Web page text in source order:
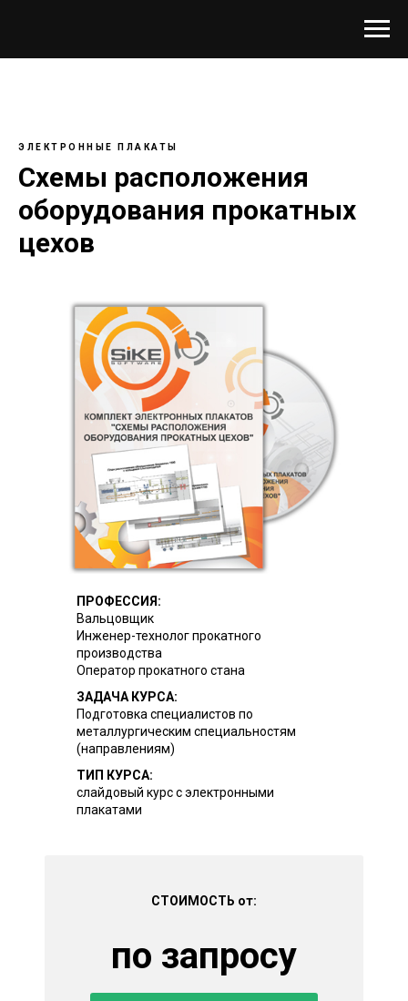
ЭЛЕКТРОННЫЕ ПЛАКАТЫ
Схемы расположения
оборудования прокатных
цехов
ПРОФЕССИЯ:
Вальцовщик
Инженер-технолог прокатного
производства
Оператор прокатного стана
ЗАДАЧА КУРСА:
Подготовка специалистов по
металлургическим специальностям
(направлениям)
по запросу
ТИП КУРСА:
слайдовый курс с электронными
плакатами
СТОИМОСТЬ от: